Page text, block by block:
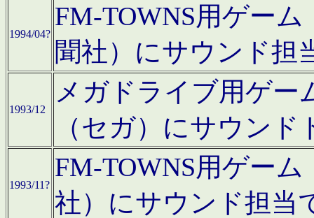
1994/04?
FM-TOWNS用ゲー
聞社）にサウンド担
1993/12
メガドライブ用ゲー
（セガ）にサウン
1993/11?
FM-TOWNS用ゲー
社）にサウンド担当